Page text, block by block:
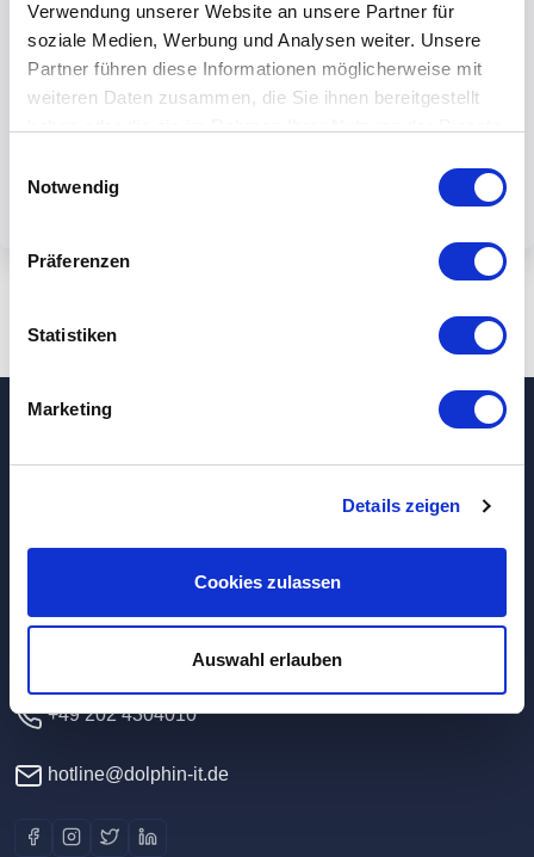
Verwendung unserer Website an unsere Partner für
soziale Medien, Werbung und Analysen weiter. Unsere
Partner führen diese Informationen möglicherweise mit
weiteren Daten zusammen, die Sie ihnen bereitgestellt
Notwendig
Präferenzen
Statistiken
Marketing
Details zeigen
Cookies zulassen
Auswahl erlauben
Mit dem Absenden des Formulars
akzeptieren Sie unsere
Datenschutzbestimmungen.
Hauptverwaltung / Rechenzentrum
42389 Wuppertal
+49 202 4304010
hotline@dolphin-it.de